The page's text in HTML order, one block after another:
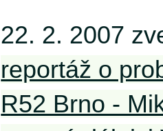
22. 2. 2007
reportáž o
R52 Brno -